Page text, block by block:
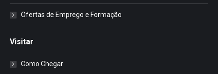
Ofertas de Emprego e Formação
Visitar
Como Chegar